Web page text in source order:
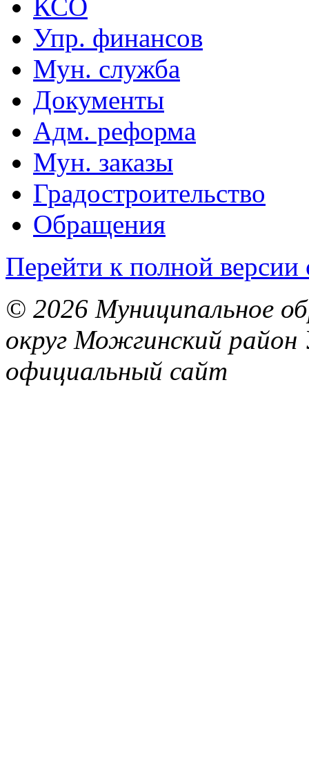
КСО
Упр. финансов
Мун. служба
Документы
Адм. реформа
Мун. заказы
Градостроительство
Обращения
Перейти к полной версии
© 2026 Муниципальное
округ Можгинский район
официальный сайт